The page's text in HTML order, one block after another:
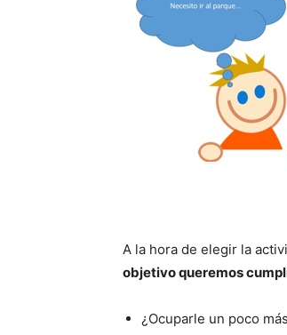
A la hora de elegir la
objetivo queremos
¿Ocuparle un poco